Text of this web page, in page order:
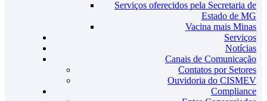
Serviços oferecidos pela Secretaria de
Estado de MG
Vacina mais Minas
Serviços
Notícias
Canais de Comunicação
Contatos por Setores
Ouvidoria do CISMEV
Compliance